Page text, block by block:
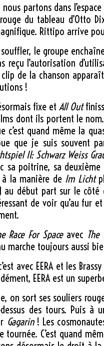
partons dans
du tableau d’Otto
Rittipo arrive
le groupe
reçu l’autorisation
de la chanson
!
fixe et All Out
dont ils portent le
c’est quand même la
que je suis souvent
II: Schwarz Weiss
sa poitrine, sa
la manière de Im Licht
au début part sur le
de voir qu’au
Race For Spaceavec
marche toujours aussi
avec EERA et les
EERA est un
on sort ses souliers
des tours. Puis à
Gagarin! Les
tournée. C’est quand